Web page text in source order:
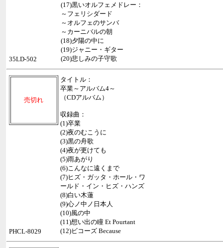
(17)黒いオルフェメドレー：
～フェリシダード
～オルフェのサンバ
～カーニバルの朝
(18)夕陽の中に
(19)ジャニー・ギター
(20)悲しみの子守歌
35LD-502
売切れ
タイトル：
卒業～アルバム4～
（CDアルバム）
収録曲：
(1)卒業
(2)夜のむこうに
(3)黒の舟歌
(4)夜が更けても
(5)雨あがり
(6)こんなに遠くまで
(7)ヒズ・ガッタ・ホール・ワ
ールド・イン・ヒズ・ハンズ
(8)白い木蓮
(9)心ノ中ノ日本人
(10)風の中
(11)想い出の瞳 Et Pourtant
(12)ビコーズ Because
PHCL-8029